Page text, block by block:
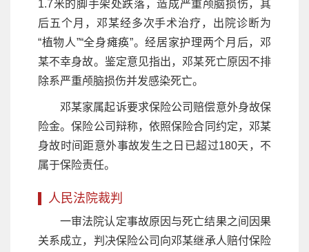
1.7米的脚手架处跌落，造成严重颅脑损伤，其
后五个月，邓某经多次手术治疗，出院诊断为
“植物人”“全身瘫痪”。经居家护理两个月后，邓
某不幸身故。鉴定意见指出，邓某死亡原因不排
除系严重颅脑损伤并发感染死亡。
邓某家属起诉要求保险公司赔偿意外身故保
险金。保险公司辩称，依照保险合同约定，邓某
身故时间距意外事故发生之日已超过180天，不
属于保险责任。
人民法院裁判
一审法院认定事故原因与死亡结果之间因果
关系成立，判决保险公司向邓某继承人赔付保险